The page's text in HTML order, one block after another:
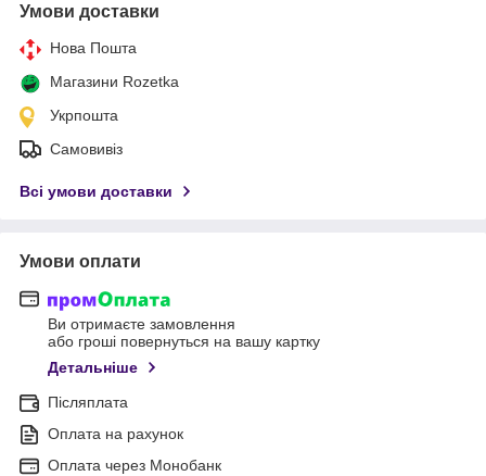
Умови доставки
Нова Пошта
Магазини Rozetka
Укрпошта
Самовивіз
Всі умови доставки
Умови оплати
Ви отримаєте замовлення
або гроші повернуться на вашу картку
Детальніше
Післяплата
Оплата на рахунок
Оплата через Монобанк